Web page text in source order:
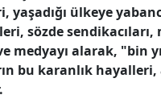
ülkeye
sözde
medyayı alarak, "bin
bu karanlık